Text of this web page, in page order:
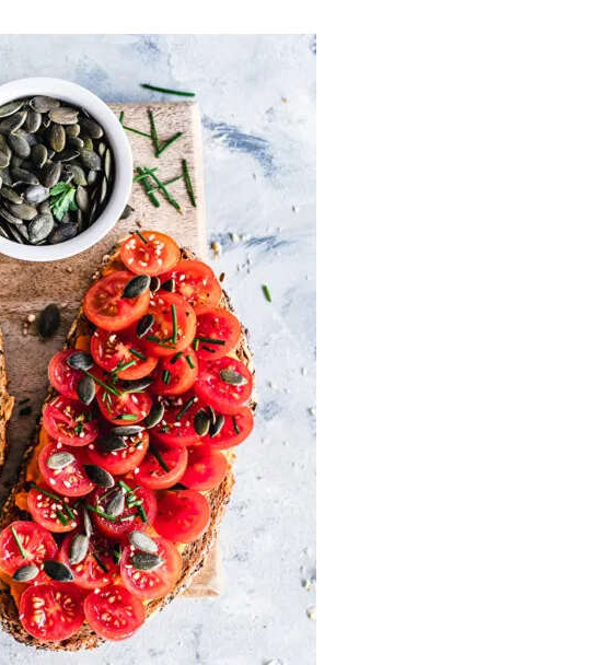
маршрутом и нарушают правила
02.08.2026
и
в
Юные звезды соцсетей Ана-
Мария и Ева Бутиашвили: как
вырасти за год до полумиллиона
подписчиков.
01.08.2026
с
её
языке в Тбилиси — подборка
магазинов
01.08.2026